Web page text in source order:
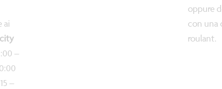
oppure
con una
roulant.
ai
–
–